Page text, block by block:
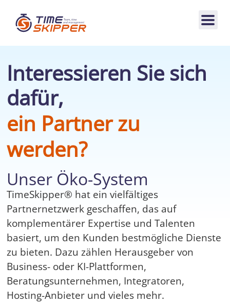
Interessieren Sie sich
dafür,
ein Partner zu
werden?
Unser Öko-System
TimeSkipper® hat ein vielfältiges
Partnernetzwerk geschaffen, das auf
komplementärer Expertise und Talenten
basiert, um den Kunden bestmögliche Dienste
zu bieten. Dazu zählen Herausgeber von
Business- oder KI-Plattformen,
Beratungsunternehmen, Integratoren,
Hosting-Anbieter und vieles mehr.